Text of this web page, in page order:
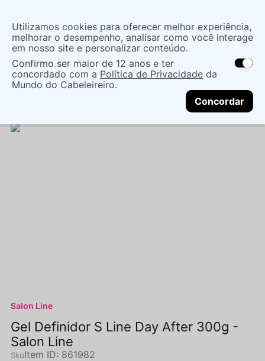
localização
As ofertas e opções de entrega variam de
acordo com a região.Não sei meu CEP
CONTINUAR
O que você procura?
Cabelo Marcas Tradicionais
Fixadores
GEL DEFINIDOR S LINE DAY AFTER 300G - SALON
Salon Line
Gel Definidor S Line Day After 300g -
Salon Line
Item ID: 861982
Utilizamos cookies para oferecer melhor experiência,
melhorar o desempenho, analisar como você interage
em nosso site e personalizar conteúdo.
Confirmo ser maior de 12 anos e ter
concordado com a Política de Privacidade da
Mundo do Cabeleireiro.
Concordar